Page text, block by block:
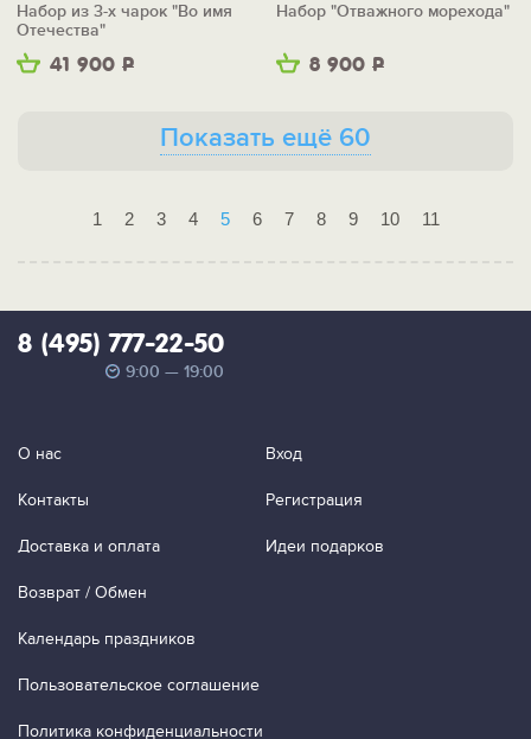
41 900 Р
Набор из 3-х чарок "Во имя
Отечества"
8 900 Р
Набор "Отважного морехода"
Показать ещё 60
1 2 3 4 5 6 7 8 9 10 11
8 (495) 777-22-50
9:00 — 19:00
О нас
Контакты
Доставка и оплата
Возврат / Обмен
Календарь праздников
Пользовательское соглашение
Политика конфиденциальности
Вход
Регистрация
Идеи подарков